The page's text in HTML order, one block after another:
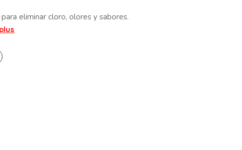
eliminar cloro, olores y sabores.